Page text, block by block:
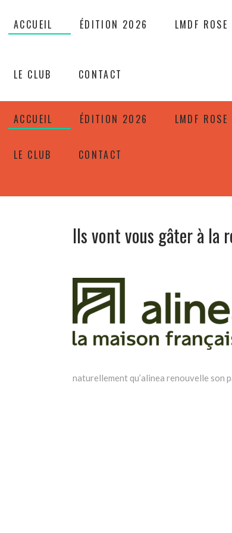
ACCUEIL ÉDITION 2026 LMDF
LE CLUB CONTACT
ACCUEIL ÉDITION 2026 LMDF
LE CLUB CONTACT
Ils vont vous gâter à la
naturellement qu’alinea renouvelle son